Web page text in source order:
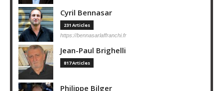
Cyril Bennasar
231 Articles
https://bennasarlaffranchi.fr
Jean-Paul Brighelli
817 Articles
Philippe Bilger